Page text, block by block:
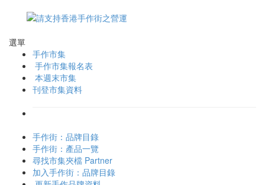
選單
手作市集
手作市集報名表
本週末市集
刊登市集資料
手作街：品牌目錄
手作街：產品一覽
尋找市集夾檔 Partner
加入手作街：品牌目錄